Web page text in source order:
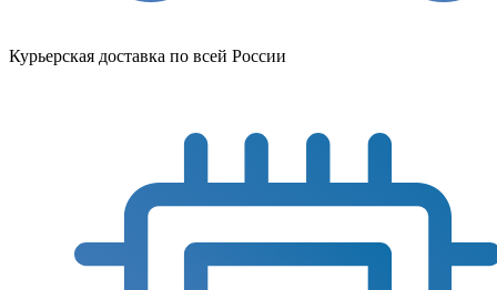
Курьерская доставка по всей России